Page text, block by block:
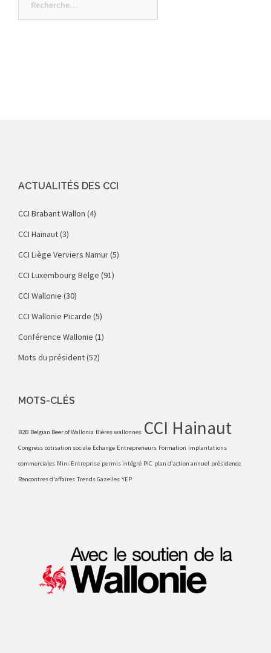
ACTUALITÉS DES CCI
CCI Brabant Wallon (4)
CCI Hainaut(3)
CCI Liège Verviers Namur(5)
CCI Luxembourg Belge (91)
CCI Wallonie (30)
CCI Wallonie Picarde (5)
Conférence Wallonie (1)
Mots du président(52)
MOTS-CLÉS
B2B Belgian Beer of Wallonia Bières wallonnes CCI Hainaut
Congress cotisation sociale Echange Entrepreneurs Formation Implantations
commerciales Mini-Entreprise permis intégré PIC plan d'action annuel présidence
Rencontres d'affaires Trends Gazelles YEP